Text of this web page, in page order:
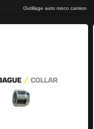
Outillage auto moco camion